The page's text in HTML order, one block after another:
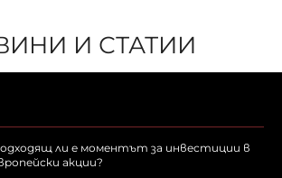
И СТАТИИ
ли е моментът за инвестиции в
акции?